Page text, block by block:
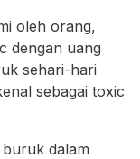
oleh orang,
dengan uang
sehari-hari
sebagai toxic
dalam